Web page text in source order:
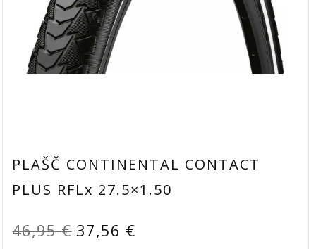
PLAŠČ CONTINENTAL CONTACT
PLUS RFLx 27.5×1.50
46,95€ Izvirna
37,56 €